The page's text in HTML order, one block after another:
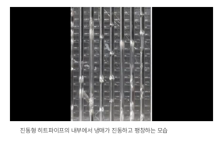
진동형 히트파이프의 내부에서 냉매가 진동하고 팽창하는 모습